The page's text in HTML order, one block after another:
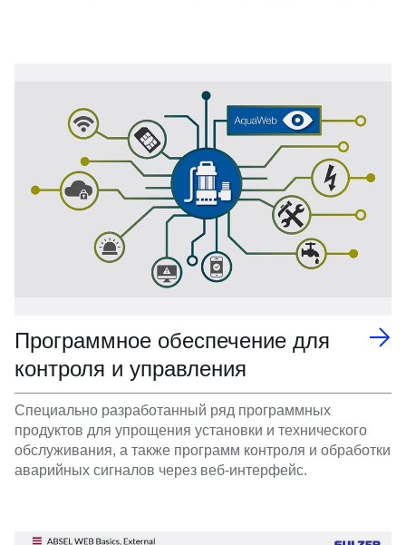
Программное обеспечение для
контроля и управления
Специально разработанный ряд программных
продуктов для упрощения установки и технического
обслуживания, а также программ контроля и обработки
аварийных сигналов через веб-интерфейс.